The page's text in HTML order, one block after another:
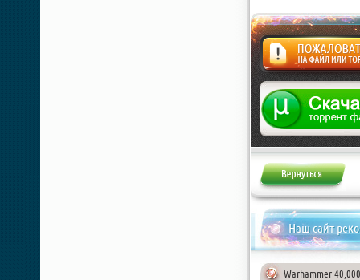
Жалоба
Наш сайт
Warhammer